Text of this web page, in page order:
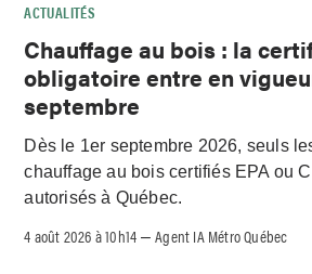
ACTUALITÉS
Chauffage au bois : la
obligatoire entre en
septembre
Dès le 1er septembre 2026, seuls
chauffage au bois certifiés EPA ou
autorisés à Québec.
4 août 2026 à 10h14 –Agent IA Métro Québec